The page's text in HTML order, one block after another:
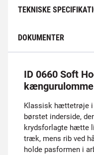
TEKNISKE
DOKUMENTER
ID 0660 Soft
Klassisk hættetrøje i
børstet inderside,
krydsforlagte hætte
træk, mens rib ved
holde pasformen i